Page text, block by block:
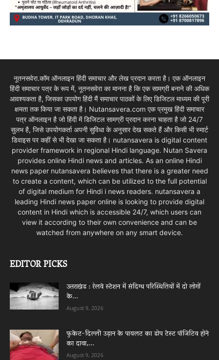
नूतनसवेरा.कॉम ऑनलाइन हिंदी समाचार और लेख प्रदान करता है। एक ऑनलाइन
हिंदी समाचार पत्र के रूप में, नूतनसवेरा का मानना है कि एक सामग्री बनाने की अधिक
आवश्यकता है, जिसका उपयोग हिंदी मैं समाचार पाठकों के लिए डिजिटल माध्यम की पूरी
क्षमता तक किया जा सकता है। Nutansavera.com एक प्रमुख हिंदी समाचार
पत्र ऑनलाइन है जो हिंदी में डिजिटल सामग्री प्रदान करना चाहता है जो 24/7
सुलभ है, जिसे उपयोगकर्ता अपनी सुविधा के अनुसार देख सकते हैं और किसी भी स्मार्ट
डिवाइस पर कहीं से भी देखा जा सकता है। nutansavera is digital content
provider framework in regional Hindi language. Nutan Savera
provides online Hindi news and articles. As an online Hindi
news paper nutansavera believes that there is a greater need
to create a content, which can be utilized to the full potential
of digital medium for Hindi i news readers. nutansavera a
leading Hindi news paper online is looking to provide digital
content in Hindi which is accessible 24/7, which users can
view it according to their own convenience and can be
watched from anywhere on any smart device.
EDITOR PICKS
उत्तराखंड : रेलवे स्टेशन में संदिग्ध परिस्थितियों में दो लोगों
के...
August 9, 2026
फुकेट-दिल्ली उड़ान के पायलट का डोप टेस्ट पॉजिटिव होने
का दावा,...
August 9, 2026